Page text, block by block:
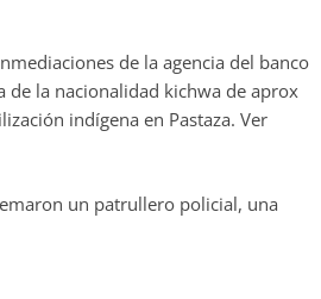
de la agencia del banco
de la nacionalidad kichwa de aprox
indígena en Pastaza. Ver
un patrullero policial, una